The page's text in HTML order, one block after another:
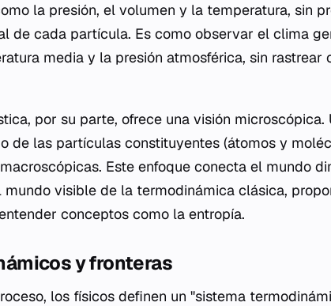
la presión, el volumen y la temperatura, sin
de cada partícula. Es como observar el clima
media y la presión atmosférica, sin rastrear
por su parte, ofrece una visión microscópica.
de las partículas constituyentes (átomos y
Este enfoque conecta el mundo
mundo visible de la termodinámica clásica,
conceptos como la entropía.
y fronteras
los físicos definen un "sistema